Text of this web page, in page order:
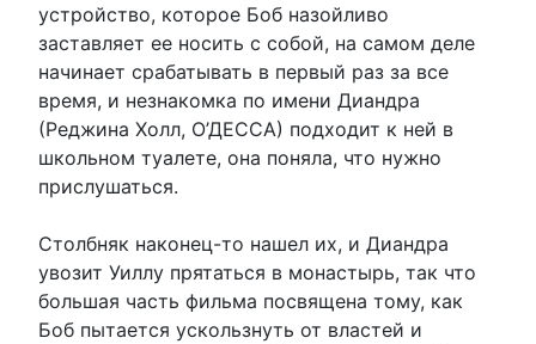
устройство, которое Боб назойливо
заставляет ее носить с собой, на самом деле
начинает срабатывать в первый раз за все
время, и незнакомка по имени Диандра
(Реджина Холл, О’ДЕССА) подходит к ней в
школьном туалете, она поняла, что нужно
прислушаться.
Столбняк наконец-то нашел их, и Диандра
увозит Уиллу прятаться в монастырь, так что
большая часть фильма посвящена тому, как
Боб пытается ускользнуть от властей и